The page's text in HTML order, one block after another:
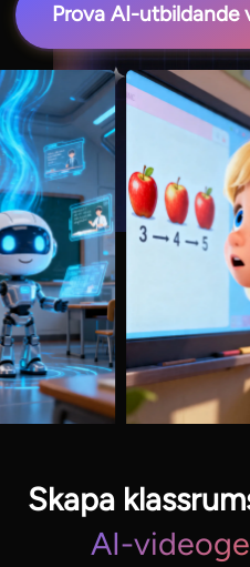
Prova AI-utbildande
Skapa
AI-